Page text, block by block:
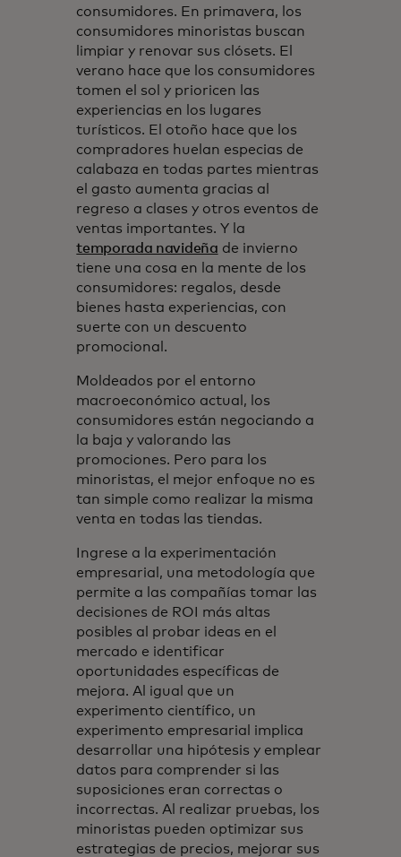
consumidores. En primavera, los
consumidores minoristas buscan
limpiar y renovar sus clósets. El
verano hace que los consumidores
tomen el sol y prioricen las
experiencias en los lugares
turísticos. El otoño hace que los
compradores huelan especias de
calabaza en todas partes mientras
el gasto aumenta gracias al
regreso a clases y otros eventos de
ventas importantes. Y la
temporada navideña de invierno
tiene una cosa en la mente de los
consumidores: regalos, desde
bienes hasta experiencias, con
suerte con un descuento
promocional.
Moldeados por el entorno
macroeconómico actual, los
consumidores están negociando a
la baja y valorando las
promociones. Pero para los
minoristas, el mejor enfoque no es
tan simple como realizar la misma
venta en todas las tiendas.
Ingrese a la experimentación
empresarial, una metodología que
permite a las compañías tomar las
decisiones de ROI más altas
posibles al probar ideas en el
mercado e identificar
oportunidades específicas de
mejora. Al igual que un
experimento científico, un
experimento empresarial implica
desarrollar una hipótesis y emplear
datos para comprender si las
suposiciones eran correctas o
incorrectas. Al realizar pruebas, los
minoristas pueden optimizar sus
estrategias de precios, mejorar sus